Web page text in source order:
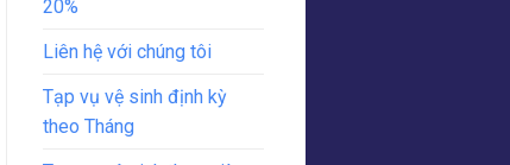
20%
Liên hệ với chúng tôi
Tạp vụ vệ sinh định kỳ
theo Tháng